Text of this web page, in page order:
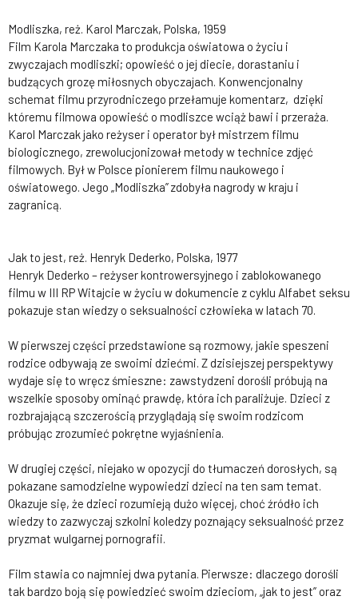
Modliszka, reż. Karol Marczak, Polska, 1959
Film Karola Marczaka to produkcja oświatowa o życiu i
zwyczajach modliszki; opowieść o jej diecie, dorastaniu i
budzących grozę miłosnych obyczajach. Konwencjonalny
schemat filmu przyrodniczego przełamuje komentarz, dzięki
któremu filmowa opowieść o modliszce wciąż bawi i przeraża.
Karol Marczak jako reżyser i operator był mistrzem filmu
biologicznego, zrewolucjonizował metody w technice zdjęć
filmowych. Był w Polsce pionierem filmu naukowego i
oświatowego. Jego „Modliszka” zdobyła nagrody w kraju i
zagranicą.
Jak to jest, reż. Henryk Dederko, Polska, 1977
Henryk Dederko – reżyser kontrowersyjnego i zablokowanego
filmu w III RP Witajcie w życiu w dokumencie z cyklu Alfabet seksu
pokazuje stan wiedzy o seksualności człowieka w latach 70.
W pierwszej części przedstawione są rozmowy, jakie speszeni
rodzice odbywają ze swoimi dziećmi. Z dzisiejszej perspektywy
wydaje się to wręcz śmieszne: zawstydzeni dorośli próbują na
wszelkie sposoby ominąć prawdę, która ich paraliżuje. Dzieci z
rozbrajającą szczerością przyglądają się swoim rodzicom
próbując zrozumieć pokrętne wyjaśnienia.
W drugiej części, niejako w opozycji do tłumaczeń dorosłych, są
pokazane samodzielne wypowiedzi dzieci na ten sam temat.
Okazuje się, że dzieci rozumieją dużo więcej, choć źródło ich
wiedzy to zazwyczaj szkolni koledzy poznający seksualność przez
pryzmat wulgarnej pornografii.
Film stawia co najmniej dwa pytania. Pierwsze: dlaczego dorośli
tak bardzo boją się powiedzieć swoim dzieciom, „jak to jest” oraz